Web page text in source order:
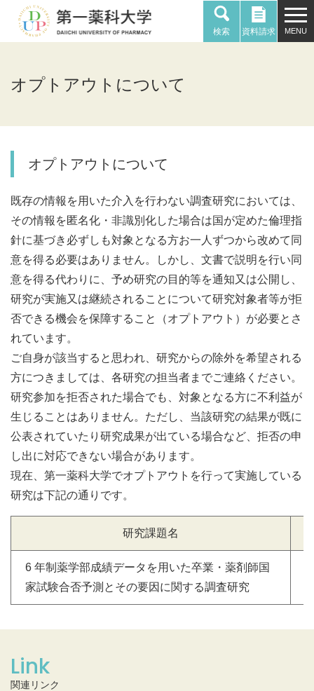
検索 資料請求
オプトアウトについて
オプトアウトについて
既存の情報を用いた介入を行わない調査研究においては、
その情報を匿名化・非識別化した場合は国が定めた倫理指
針に基づき必ずしも対象となる方お一人ずつから改めて同
意を得る必要はありません。しかし、文書で説明を行い同
意を得る代わりに、予め研究の目的等を通知又は公開し、
研究が実施又は継続されることについて研究対象者等が拒
否できる機会を保障すること（オプトアウト）が必要とさ
れています。
ご自身が該当すると思われ、研究からの除外を希望される
方につきましては、各研究の担当者までご連絡ください。
研究参加を拒否された場合でも、対象となる方に不利益が
生じることはありません。ただし、当該研究の結果が既に
公表されていたり研究成果が出ている場合など、拒否の申
し出に対応できない場合があります。
現在、第一薬科大学でオプトアウトを行って実施している
研究は下記の通りです。
研究課題名
6 年制薬学部成績データを用いた卒業・薬剤師国
家試験合否予測とその要因に関する調査研究
Link
関連リンク